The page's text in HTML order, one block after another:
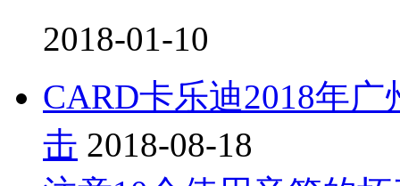
2018-01-10
CARD卡乐迪2018年
击 2018-08-18